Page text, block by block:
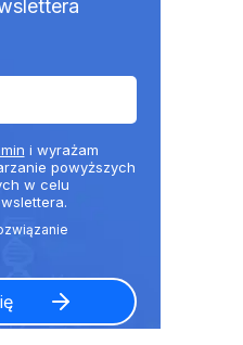
i wyrażam
powyższych
w celu